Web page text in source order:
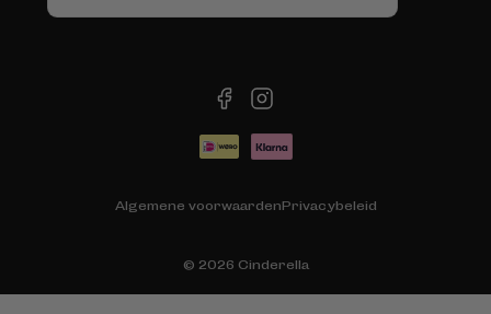
facebookinstagram
© 2026 Cinderella
Algemene voorwaardenPrivacybeleid